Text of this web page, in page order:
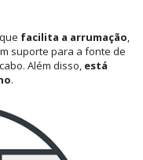
facilita a arrumação,
suporte para a fonte de
Além disso, está
.